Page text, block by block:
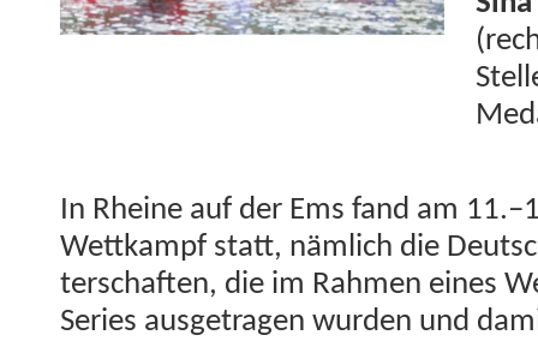
In Rheine auf der Ems fand am
Wet­tkampf statt, näm­lich die
ter­schaften, die im Rah­men eines
Series aus­ge­tra­gen wur­den und